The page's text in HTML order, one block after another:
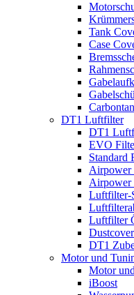
Tank
Case
DT1 Luftfilter
DT1
EVO
Standard
Airpower
Luftfilter-
Luftfilter
Dustcover
DT1
Motor und
Motor
iBoost